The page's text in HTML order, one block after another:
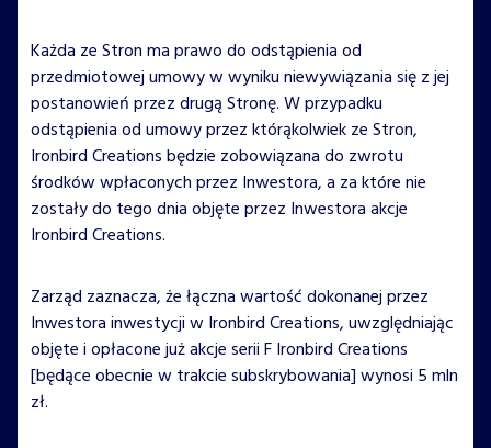
Każda ze Stron ma prawo do odstąpienia od
przedmiotowej umowy w wyniku niewywiązania się z jej
postanowień przez drugą Stronę. W przypadku
odstąpienia od umowy przez którąkolwiek ze Stron,
Ironbird Creations będzie zobowiązana do zwrotu
środków wpłaconych przez Inwestora, a za które nie
zostały do tego dnia objęte przez Inwestora akcje
Ironbird Creations.
Zarząd zaznacza, że łączna wartość dokonanej przez
Inwestora inwestycji w Ironbird Creations, uwzględniając
objęte i opłacone już akcje serii F Ironbird Creations
[będące obecnie w trakcie subskrybowania] wynosi 5 mln
zł.